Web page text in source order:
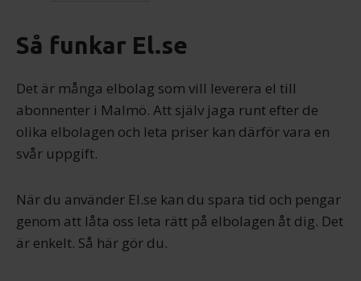
Så funkar El.se
Det är många elbolag som vill leverera el till
abonnenter i Malmö. Att själv jaga runt efter de
olika elbolagen och leta priser kan därför vara en
svår uppgift.
När du använder El.se kan du spara tid och pengar
genom att låta oss leta rätt på elbolagen åt dig. Det
är enkelt. Så här gör du.